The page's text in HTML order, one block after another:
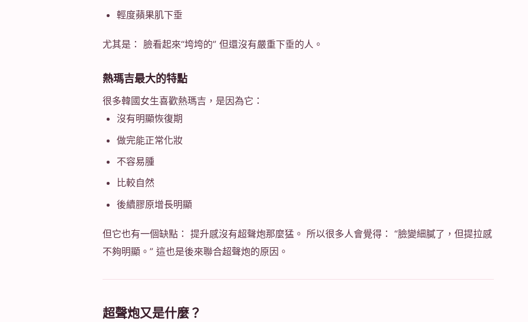
輕度蘋果肌下垂
尤其是： 臉看起來“垮垮的” 但還沒有嚴重下垂的人。
熱瑪吉最大的特點
很多韓國女生喜歡熱瑪吉，是因為它：
沒有明顯恢復期
做完能正常化妝
不容易腫
比較自然
後續膠原增長明顯
但它也有一個缺點： 提升感沒有超聲炮那麼猛。 所以很多人會覺得： “臉變細膩了，但提拉感
不夠明顯。” 這也是後來聯合超聲炮的原因。
超聲炮又是什麼？